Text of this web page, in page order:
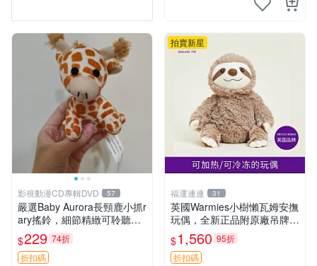
影視動漫CD專輯DVD 57
嚴選Baby Aurora長頸鹿小抓r
ary搖鈴，細節精緻可聆聽清
脆鈴音 軟萌可愛 定制紀念 金
屬搖鈴 新手媽咪推薦 長頸鹿
抓rary 搖鈴
$229 74折
折扣碼
拍賣新星
福運連連 31
英國Warmies小樹懶瓦姆安撫
玩偶，全新正品附原廠吊牌與
防塵袋，內藏薰衣草可加熱，
適合各個年齡層，冷暖兩用享
受抱抱樂趣，不容錯過嚴選好
$1,560 95折
折扣碼